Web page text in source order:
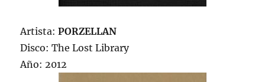
Artista:PORZELLAN
Disco: The Lost Library
Año: 2012